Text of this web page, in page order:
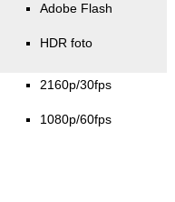
Adobe Flash
HDR foto
2160p/30fps
1080p/60fps